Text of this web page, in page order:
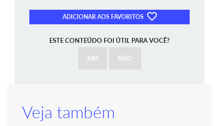
ADICIONAR AOS FAVORITOS
ESTE CONTEÚDO FOI ÚTIL PARA VOCÊ?
SIM NÃO
Veja também